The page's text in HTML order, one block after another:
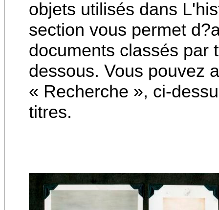
objets utilisés dans
section vous permet
documents classés par
dessous. Vous pouvez
« Recherche », ci-
titres.